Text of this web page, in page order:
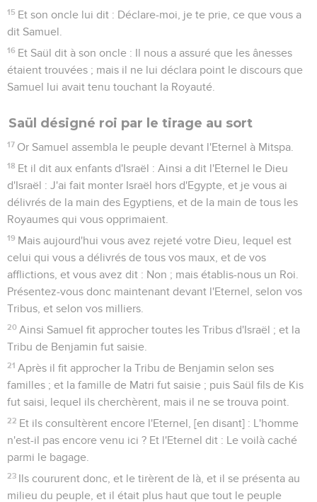
15 Et son oncle lui dit : Déclare-moi, je te prie, ce que vous a
dit Samuel.
16 Et Saül dit à son oncle : Il nous a assuré que les ânesses
étaient trouvées ; mais il ne lui déclara point le discours que
Samuel lui avait tenu touchant la Royauté.
Saül désigné roi par le tirage au sort
17 Or Samuel assembla le peuple devant l'Eternel à Mitspa.
18 Et il dit aux enfants d'Israël : Ainsi a dit l'Eternel le Dieu
d'Israël : J'ai fait monter Israël hors d'Egypte, et je vous ai
délivrés de la main des Egyptiens, et de la main de tous les
Royaumes qui vous opprimaient.
19 Mais aujourd'hui vous avez rejeté votre Dieu, lequel est
celui qui vous a délivrés de tous vos maux, et de vos
afflictions, et vous avez dit : Non ; mais établis-nous un Roi.
Présentez-vous donc maintenant devant l'Eternel, selon vos
Tribus, et selon vos milliers.
20 Ainsi Samuel fit approcher toutes les Tribus d'Israël ; et la
Tribu de Benjamin fut saisie.
21 Après il fit approcher la Tribu de Benjamin selon ses
familles ; et la famille de Matri fut saisie ; puis Saül fils de Kis
fut saisi, lequel ils cherchèrent, mais il ne se trouva point.
22 Et ils consultèrent encore l'Eternel, [en disant] : L'homme
n'est-il pas encore venu ici ? Et l'Eternel dit : Le voilà caché
parmi le bagage.
23 Ils coururent donc, et le tirèrent de là, et il se présenta au
milieu du peuple, et il était plus haut que tout le peuple